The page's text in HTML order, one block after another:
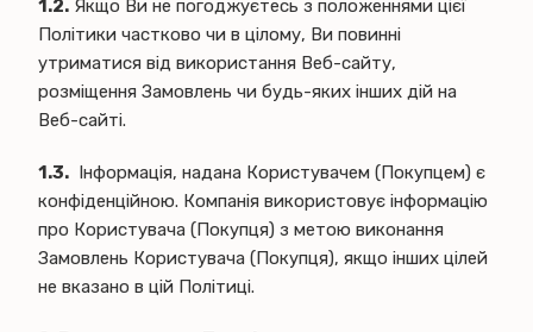
1.2. Якщо Ви не погоджуєтесь з положеннями цієї
Політики частково чи в цілому, Ви повинні
утриматися від використання Веб-сайту,
розміщення Замовлень чи будь-яких інших дій на
Веб-сайті.
1.3. Інформація, надана Користувачем (Покупцем) є
конфіденційною. Компанія використовує інформацію
про Користувача (Покупця) з метою виконання
Замовлень Користувача (Покупця), якщо інших цілей
не вказано в цій Політиці.